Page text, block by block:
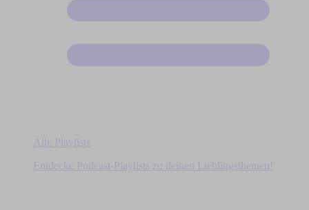
Alle Playlists
Entdecke Podcast-Playlists zu deinen Lieblingsthemen!